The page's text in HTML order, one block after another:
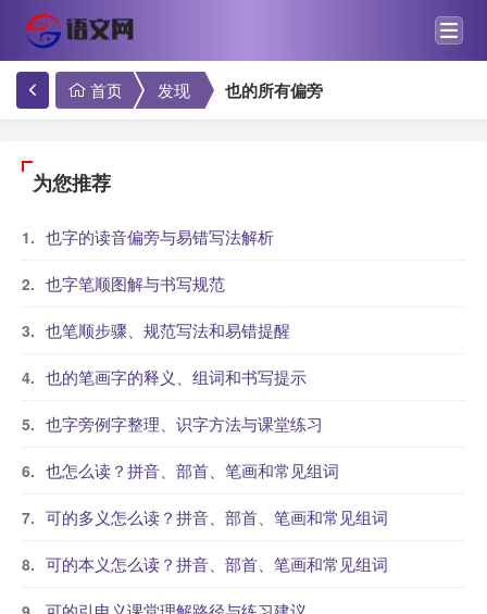
首页 发现 也的所有偏旁
为您推荐
也字的读音偏旁与易错写法解析
也字笔顺图解与书写规范
也笔顺步骤、规范写法和易错提醒
也的笔画字的释义、组词和书写提示
也字旁例字整理、识字方法与课堂练习
也怎么读？拼音、部首、笔画和常见组词
可的多义怎么读？拼音、部首、笔画和常见组词
可的本义怎么读？拼音、部首、笔画和常见组词